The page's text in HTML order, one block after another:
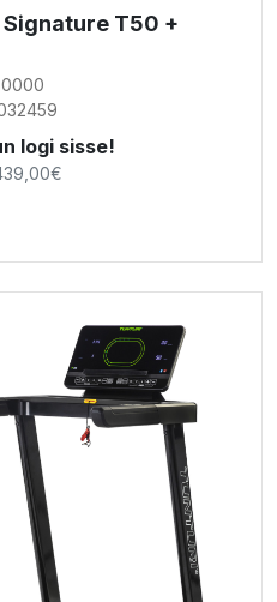
T50 +
logi sisse!